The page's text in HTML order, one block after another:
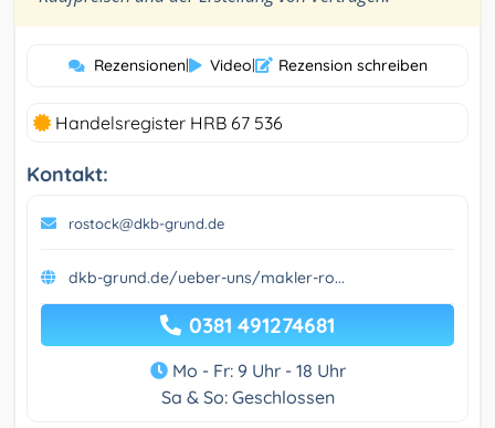
Rezensionen| Video| Rezension schreiben
Handelsregister HRB 67 536
Kontakt:
rostock@dkb-grund.de
dkb-grund.de/ueber-uns/makler-ro...
0381 491274681
Mo - Fr: 9 Uhr - 18 Uhr
Sa & So: Geschlossen